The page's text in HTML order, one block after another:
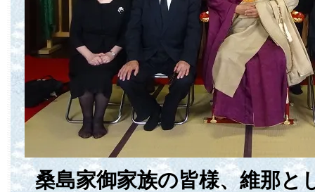
桑島家御家族の皆様、維那と